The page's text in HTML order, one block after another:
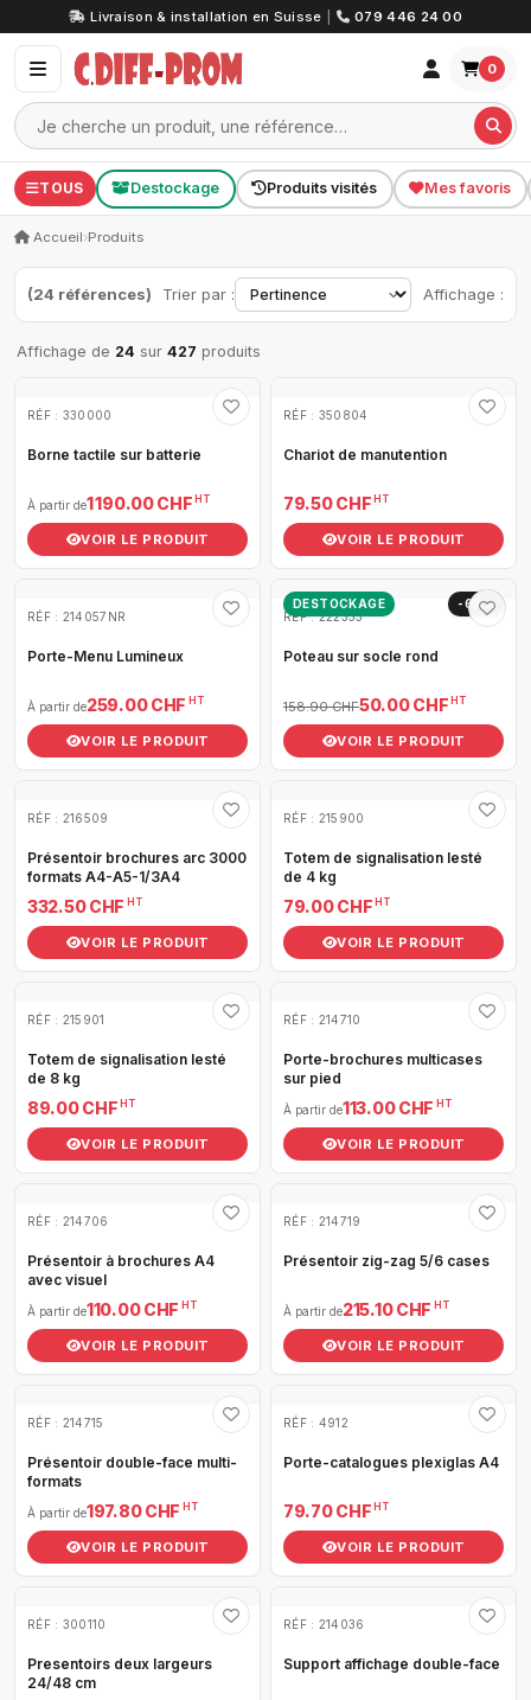
Livraison & installation en Suisse 079 446 24 00
0
TOUS Destockage Produits visités Mes favoris
Accueil›Produits
(24 références) Trier par : Affichage :
Affichage de 24 sur 427 produits
RÉF : 330000
Borne tactile sur batterie
À partir de1 190.00 CHF HT
VOIR LE PRODUIT
RÉF : 350804
Chariot de manutention
79.50 CHF HT
VOIR LE PRODUIT
RÉF : 214057NR
Porte-Menu Lumineux
À partir de259.00 CHF HT
VOIR LE PRODUIT
DESTOCKAGE
-69%
RÉF : 222333
Poteau sur socle rond
158.90 CHF50.00 CHF HT
VOIR LE PRODUIT
RÉF : 216509
Présentoir brochures arc 3000
formats A4-A5-1/3A4
332.50 CHF HT
VOIR LE PRODUIT
RÉF : 215900
Totem de signalisation lesté
de 4 kg
79.00 CHF HT
VOIR LE PRODUIT
RÉF : 215901
Totem de signalisation lesté
de 8 kg
89.00 CHF HT
VOIR LE PRODUIT
RÉF : 214710
Porte-brochures multicases
sur pied
À partir de113.00 CHF HT
VOIR LE PRODUIT
RÉF : 214706
Présentoir à brochures A4
avec visuel
À partir de110.00 CHF HT
VOIR LE PRODUIT
RÉF : 214719
Présentoir zig-zag 5/6 cases
À partir de215.10 CHF HT
VOIR LE PRODUIT
RÉF : 214715
Présentoir double-face multi-
formats
À partir de197.80 CHF HT
VOIR LE PRODUIT
RÉF : 4912
Porte-catalogues plexiglas A4
79.70 CHF HT
VOIR LE PRODUIT
RÉF : 300110
Presentoirs deux largeurs
24/48 cm
RÉF : 214036
Support affichage double-face